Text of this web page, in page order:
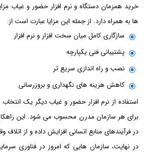
خرید همزمان دستگاه و نرم افزار حضور و غیاب
ها به همراه دارد. از جمله این مزایا عبارت است از:
سازگاری کامل میان سخت افزار و نرم افزار
پشتیبانی فنی یکپارچه
نصب و راه اندازی سریع تر
کاهش هزینه های نگهداری و بروزرسانی
استفاده از نرم افزار حضور و غیاب دیگر یک
برای هر سازمان مدرن محسوب می شود. این
در فرآیندهای منابع انسانی افزایش داده و از
در نهایت، سازمان هایی که امروز در فناوری